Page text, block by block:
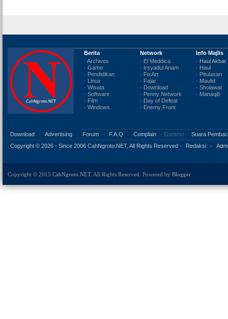
Berita
· Archives
· Game
· Pendidikan
· Linux
· Wisata
· Software
· Film
· Windows
Network
· El Meddica
· Irsyadul Anam
· FixArt
· Fajar
· Download
· Penny Network
· Day of Defeat
· Enemy Front
Info Majlis
· Haul Akbar
· Haul
· Pitulasan
· Maulid
· Sholawat
· Manaqib
Download · Advertising · Forum · F.A.Q · Complain · Garansi ·
Suara
Copyright © 2026 - Since 2006 CahNgroto.NET, All Rights Reserved · Redaksi ·
Copyright © 2015 CahNgroto.NET. All Rights Reserved. Powered by Blogger